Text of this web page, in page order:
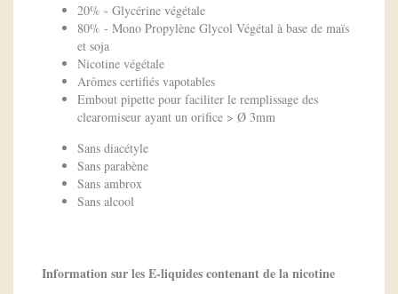
20% - Glycérine végétale
80% - Mono Propylène Glycol Végétal à base de maïs
et soja
Nicotine végétale
Arômes certifiés vapotables
Embout pipette pour faciliter le remplissage des
clearomiseur ayant un orifice > Ø 3mm
Sans diacétyle
Sans parabène
Sans ambrox
Sans alcool
Information sur les E-liquides contenant de la nicotine